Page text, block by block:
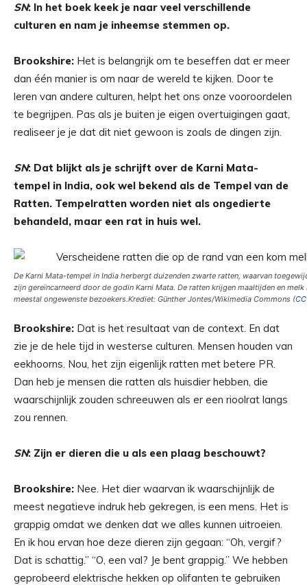
SN: In het boek keek je naar veel verschillende
culturen en nam je inheemse stemmen op.
Brookshire: Het is belangrijk om te beseffen dat er meer
dan één manier is om naar de wereld te kijken. Door te
leren van andere culturen, helpt het ons onze vooroordelen
te begrijpen. Pas als je buiten je eigen overtuigingen gaat,
realiseer je je dat dit niet gewoon is zoals de dingen zijn.
SN: Dat blijkt als je schrijft over de Karni Mata-
tempel in India, ook wel bekend als de Tempel van de
Ratten. Tempelratten worden niet als ongedierte
behandeld, maar een rat in huis wel.
De Karni Mata-tempel in India herbergt duizenden zwarte ratten, waarvan
zijn gereïncarneerd door de godin Karni Mata. De ratten krijgen maaltijden en
meestal ongewenste bezoekers.Krediet: Günther Jontes/Wikimedia Commons (
Brookshire: Dat is het resultaat van de context. En dat
zie je de hele tijd in westerse culturen. Mensen houden van
eekhoorns. Nou, het zijn eigenlijk ratten met betere PR.
Dan heb je mensen die ratten als huisdier hebben, die
waarschijnlijk zouden schreeuwen als er een rioolrat langs
zou rennen.
SN: Zijn er dieren die u als een plaag beschouwt?
Brookshire: Nee. Het dier waarvan ik waarschijnlijk de
meest negatieve indruk heb gekregen, is een mens. Het is
grappig omdat we denken dat we alles kunnen uitroeien.
En ik hou ervan hoe deze dieren zijn gegaan: “Oh, vergif?
Dat is schattig.” “O, een val? Je bent grappig.” We hebben
geprobeerd elektrische hekken op olifanten te gebruiken